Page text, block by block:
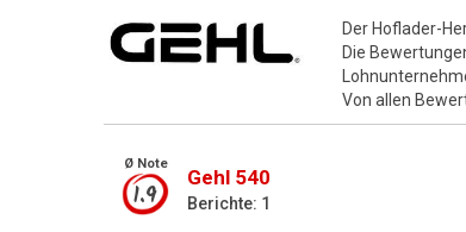
Der Hoflader-
Die
Von allen
Ø Note
1.9
Gehl 540
Berichte: 1